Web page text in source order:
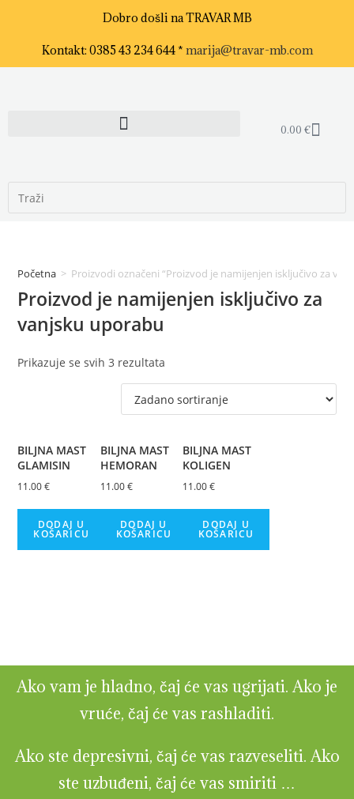
Dobro došli na TRAVAR MB
Kontakt: 0385 43 234 644 * marija@travar-mb.com
0.00€
Početna > Proizvodi označeni “Proizvod je namijenjen isključivo za
Proizvod je namijenjen isključivo za
vanjsku uporabu
Prikazuje se svih 3 rezultata
BILJNA MAST
GLAMISIN
11.00€
DODAJ U
KOŠARICU
BILJNA MAST
HEMORAN
11.00€
DODAJ U
KOŠARICU
BILJNA MAST
KOLIGEN
11.00€
DODAJ U
KOŠARICU
Ako vam je hladno, čaj će vas ugrijati. Ako je
vruće, čaj će vas rashladiti.
Ako ste depresivni, čaj će vas razveseliti. Ako
ste uzbuđeni, čaj će vas smiriti …